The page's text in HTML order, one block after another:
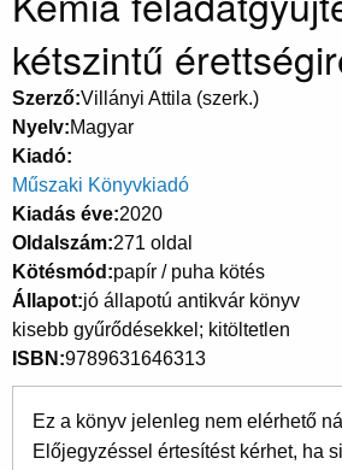
kétszintű
Szerző Villányi Attila (szerk.)
Nyelv Magyar
Kiadó
Műszaki Könyvkiadó
Kiadás éve 2020
Oldalszám 271 oldal
Kötésmód papír / puha kötés
Állapot jó állapotú antikvár könyv
kisebb gyűrődésekkel; kitöltetlen
ISBN 9789631646313
Ez a könyv jelenleg nem elérhető
Előjegyzéssel értesítést kérhet, ha